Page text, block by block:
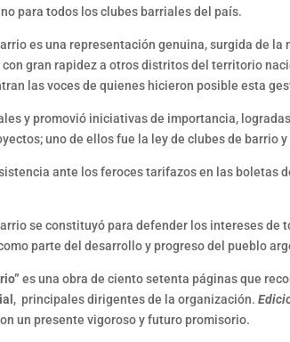
para todos los clubes barriales del país.
es una representación genuina, surgida de
gran rapidez a otros distritos del territorio
las voces de quienes hicieron posible esta
y promovió iniciativas de importancia,
uno de ellos fue la ley de clubes de barrio
ante los feroces tarifazos en las boletas
en
se constituyó para defender los intereses
parte del desarrollo y progreso del pueblo
es una obra de ciento setenta páginas que
, principales dirigentes de la organización.
un presente vigoroso y futuro promisorio.